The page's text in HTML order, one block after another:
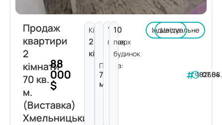
Продаж
квартири
2
кімнати
70 кв.
м.
(Виставка)
Хмельницький
88
000
$
Кімнат:
2
кімнати
Площа:
70
м²
1
поверх
10
пов.
будинок
Індивідуальне
Цегла
182684